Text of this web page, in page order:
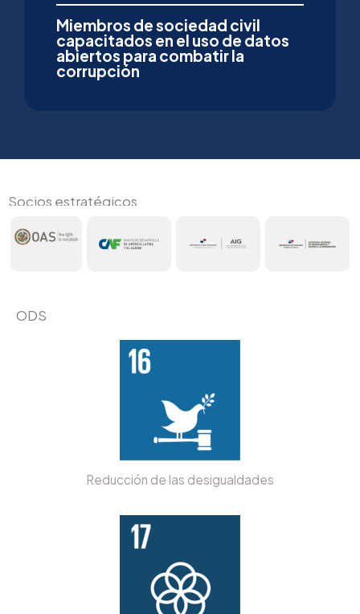
Miembros de sociedad civil
capacitados en el uso de datos
abiertos para combatir la
corrupción
Socios estratégicos
ODS
Reducción de las desigualdades